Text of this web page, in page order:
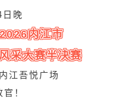
晚
内江市
采大赛半决赛
江吾悦广场
！